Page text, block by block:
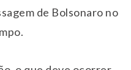
de Bolsonaro no